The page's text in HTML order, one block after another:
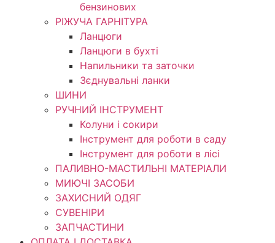
бензинових
РІЖУЧА ГАРНІТУРА
Ланцюги
Ланцюги в бухті
Напильники та заточки
Зєднувальні ланки
ШИНИ
РУЧНИЙ ІНСТРУМЕНТ
Колуни і сокири
Інструмент для роботи в саду
Інструмент для роботи в лісі
ПАЛИВНО-МАСТИЛЬНІ МАТЕРІАЛИ
МИЮЧІ ЗАСОБИ
ЗАХИСНИЙ ОДЯГ
СУВЕНІРИ
ЗАПЧАСТИНИ